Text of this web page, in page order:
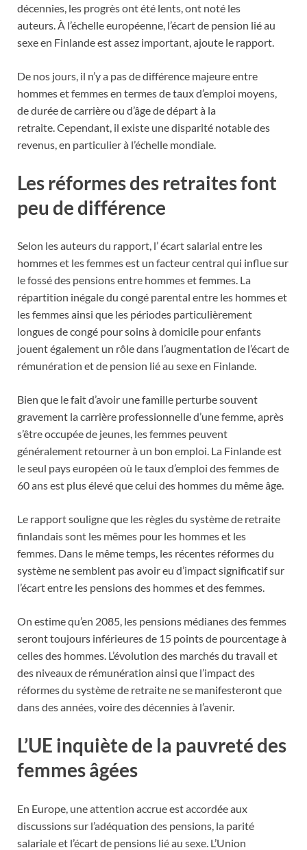
décennies, les progrès ont été lents, ont noté les
auteurs. À l’échelle européenne, l’écart de pension lié au
sexe en Finlande est assez important, ajoute le rapport.
De nos jours, il n’y a pas de différence majeure entre
hommes et femmes en termes de taux d’emploi moyens,
de durée de carrière ou d’âge de départ à la
retraite. Cependant, il existe une disparité notable des
revenus, en particulier à l’échelle mondiale.
Les réformes des retraites font
peu de différence
Selon les auteurs du rapport, l’ écart salarial entre les
hommes et les femmes est un facteur central qui influe sur
le fossé des pensions entre hommes et femmes. La
répartition inégale du congé parental entre les hommes et
les femmes ainsi que les périodes particulièrement
longues de congé pour soins à domicile pour enfants
jouent également un rôle dans l’augmentation de l’écart de
rémunération et de pension lié au sexe en Finlande.
Bien que le fait d’avoir une famille perturbe souvent
gravement la carrière professionnelle d’une femme, après
s’être occupée de jeunes, les femmes peuvent
généralement retourner à un bon emploi. La Finlande est
le seul pays européen où le taux d’emploi des femmes de
60 ans est plus élevé que celui des hommes du même âge.
Le rapport souligne que les règles du système de retraite
finlandais sont les mêmes pour les hommes et les
femmes. Dans le même temps, les récentes réformes du
système ne semblent pas avoir eu d’impact significatif sur
l’écart entre les pensions des hommes et des femmes.
On estime qu’en 2085, les pensions médianes des femmes
seront toujours inférieures de 15 points de pourcentage à
celles des hommes. L’évolution des marchés du travail et
des niveaux de rémunération ainsi que l’impact des
réformes du système de retraite ne se manifesteront que
dans des années, voire des décennies à l’avenir.
L’UE inquiète de la pauvreté des
femmes âgées
En Europe, une attention accrue est accordée aux
discussions sur l’adéquation des pensions, la parité
salariale et l’écart de pensions lié au sexe. L’Union